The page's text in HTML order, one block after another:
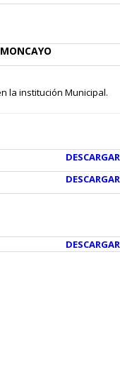
la institución Municipal.
DESCARGAR
DESCARGAR
DESCARGAR